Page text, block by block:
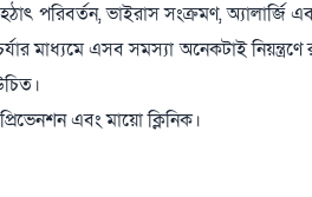
পরিবর্তন, ভাইরাস সংক্রমণ, অ্যালার্জি
মাধ্যমে এসব সমস্যা অনেকটাই নিয়ন্ত্রণে
প্রিভেনশন এবং মায়ো ক্লিনিক।